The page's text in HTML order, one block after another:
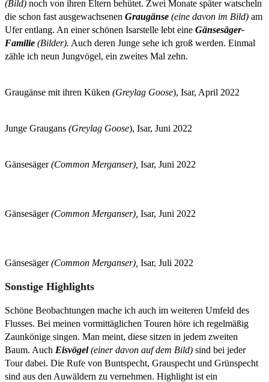
(Bild) noch von ihren Eltern behütet. Zwei Monate später watscheln
die schon fast ausgewachsenen Graugänse (eine davon im Bild) am
Ufer entlang. An einer schönen Isarstelle lebt eine Gänsesäger-
Familie (Bilder). Auch deren Junge sehe ich groß werden. Einmal
zähle ich neun Jungvögel, ein zweites Mal zehn.
Graugänse mit ihren Küken (Greylag Goose), Isar, April 2022
Junge Graugans (Greylag Goose), Isar, Juni 2022
Gänsesäger(Common Merganser), Isar, Juni 2022
Gänsesäger(Common Merganser), Isar, Juni 2022
Gänsesäger(Common Merganser), Isar, Juli 2022
Sonstige Highlights
Schöne Beobachtungen mache ich auch im weiteren Umfeld des
Flusses. Bei meinen vormittäglichen Touren höre ich regelmäßig
Zaunkönige singen. Man meint, diese sitzen in jedem zweiten
Baum. Auch Eisvögel(einer davon auf dem Bild) sind bei jeder
Tour dabei. Die Rufe von Buntspecht, Grauspecht und Grünspecht
sind aus den Auwäldern zu vernehmen. Highlight ist ein